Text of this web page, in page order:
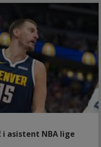
asistent NBA lige